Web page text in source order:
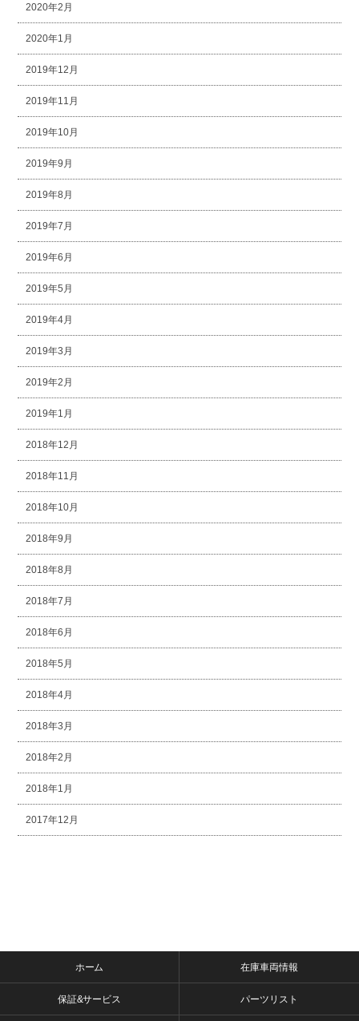
2020年2月
2020年1月
2019年12月
2019年11月
2019年10月
2019年9月
2019年8月
2019年7月
2019年6月
2019年5月
2019年4月
2019年3月
2019年2月
2019年1月
2018年12月
2018年11月
2018年10月
2018年9月
2018年8月
2018年7月
2018年6月
2018年5月
2018年4月
2018年3月
2018年2月
2018年1月
2017年12月
ホーム 在庫車両情報
保証&サービス パーツリスト